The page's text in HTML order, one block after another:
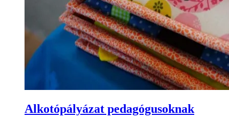
Alkotópályázat pedagógusoknak